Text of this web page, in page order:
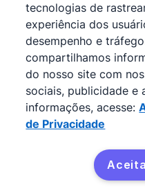
©2026Pipedrive
Pipedrive
Termos de Serviço
Pipedrive
Aviso de Privacidade
Mapa do site
Aviso de cookies
Preferências de cookies
O Pipedrive é um CRM
tecnologias de
experiência dos
desempenho e
compartilhamos
do nosso site com
sociais, publicidade e
informações, acesse:
de Privacidade